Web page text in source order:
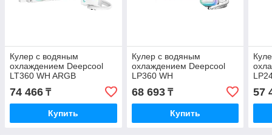
Кулер с водяным
охлаждением Deepcool
LT360 WH ARGB
74 466 ₸
Купить
Кулер с водяным
охлаждением Deepcool
LP360 WH
68 693₸
Купить
57